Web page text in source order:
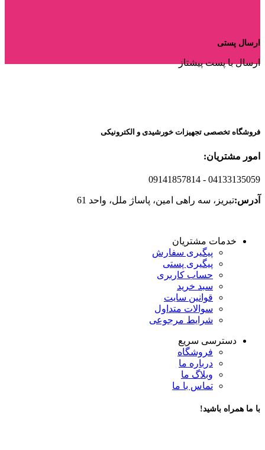
ارسال پستی
ارسال با پست پیشتاز
فروشگاه تخصصی تجهیزات خورشیدی و الکترونیکی
امور مشتریان:
- 04133135059
09141857814
آدرس:تبریز، سه راهی امین، پاساژ ملل، واحد 61
خدمات مشتریان
پیگیری سفارش
پیگیری پستی
حساب کاربری
سبد خرید
قوانین سایت
سوالات متداول
شرایط مرجوعی
دسترسی سریع
فروشگاه
درباره ما
وبلاگ ما
تماس با ما
با ما همراه باشید!